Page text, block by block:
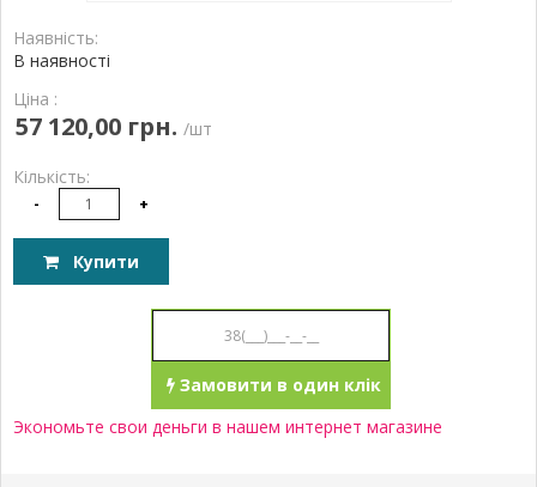
Наявність:
В наявності
Ціна :
57 120,00 грн. /шт
Кількість:
- +
Купити
Замовити в один клік
Экономьте свои деньги в нашем интернет магазине